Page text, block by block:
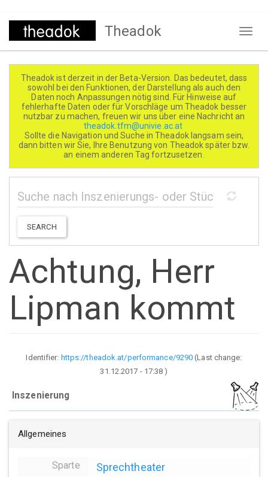
Direkt
Theadok
Theadok ist derzeit in der Beta-Version. Das bedeutet, dass
sowohl bei den Funktionen, der Darstellung als auch den
Daten noch Anpassungen nötig sind. Für Hinweise auf
fehlerhafte Daten oder für Vorschläge um Theadok besser
nutzbar zu machen, freuen wir uns über eine Nachricht an
theadok.tfm@univie.ac.at
Sollte die Navigation und Suche in Theadok langsam sein,
dann bitten wir Sie, Ihre Benutzung von Theadok später bzw.
an einem anderen Tag fortzusetzen.
SEARCH
Achtung, Herr
Lipman kommt
Identifier: https://theadok.at/performance/9290 (Last change:
31.12.2017 - 17:38 )
Inszenierung
Allgemeines
Sparte Sprechtheater